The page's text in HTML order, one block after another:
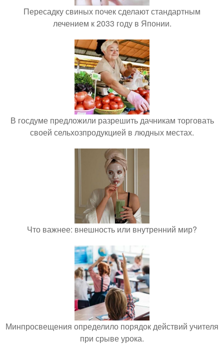
Пересадку свиных почек сделают стандартным
лечением к 2033 году в Японии.
В госдуме предложили разрешить дачникам торговать
своей сельхозпродукцией в людных местах.
Что важнее: внешность или внутренний мир?
Минпросвещения определило порядок действий учителя
при срыве урока.